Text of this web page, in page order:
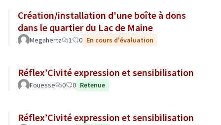
Création/installation d'une boîte à dons
dans le quartier du Lac de Maine
Megahertz 1 0 En cours d'évaluation
Réflex’Civité expression et sensibilisation
Fouesse 0 0 Retenue
Réflex’Civité expression et sensibilisation